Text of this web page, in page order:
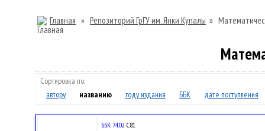
Главная » Репозиторий ГрГУ им. Янки Купалы »
Сортировка по:
автору
названию году издания ББК дате поступления
ББК 74.02 С81